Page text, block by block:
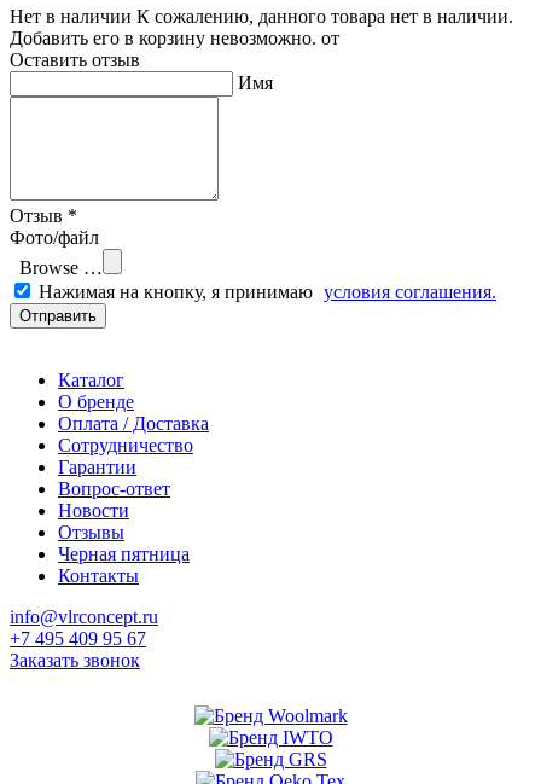
Нет в наличии К сожалению, данного товара нет в наличии.
Добавить его в корзину невозможно. от
Оставить отзыв
Имя
Отзыв *
Фото/файл
Browse …
Нажимая на кнопку, я принимаю условия соглашения.
Отправить
Каталог
О бренде
Оплата / Доставка
Сотрудничество
Гарантии
Вопрос-ответ
Новости
Отзывы
Черная пятница
Контакты
info@vlrconcept.ru
+7 495 409 95 67
Заказать звонок